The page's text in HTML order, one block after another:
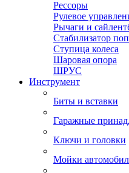
Рессоры
Рулевое
Рычаги и
Стабилизатор
Ступица колеса
Шаровая опора
ШРУС
Инструмент
Биты и вставки
Гаражные
Ключи и головки
Мойки